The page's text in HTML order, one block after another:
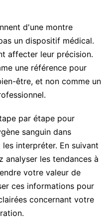
d'une montre
un dispositif médical.
affecter leur précision.
une référence pour
être, et non comme un
par étape pour
sanguin dans
interpréter. En suivant
analyser les tendances à
votre valeur de
ces informations pour
concernant votre